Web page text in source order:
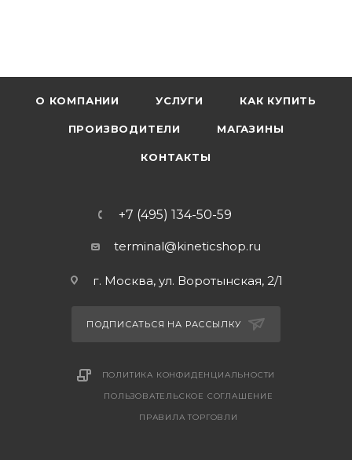
О КОМПАНИИ УСЛУГИ КАК КУПИТЬ
ПРОИЗВОДИТЕЛИ МАГАЗИНЫ
КОНТАКТЫ
+7 (495) 134-50-59
terminal@kineticshop.ru
г. Москва, ул. Воротынская, 2/1
ПОДПИСАТЬСЯ НА РАССЫЛКУ
ПОЛИТИКА КОНФИДЕНЦИАЛЬНОСТИ
ПОЛЬЗОВАТЕЛЬСКОЕ СОГЛАШЕНИЕ
ПРАВИЛА ТОРГОВЛИ